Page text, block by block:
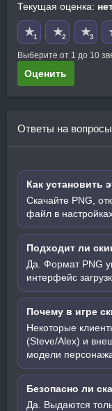
Текущая оценка:
★1 ★2 ★3
Выберите от 1 до 10
Оценить
Ответы на вопросы
Как установить
Скачайте PNG,
файл в
Подходит ли
Да. Формат PNG
интерфейс
Почему в игре
Некоторые
(Steve/Alex) и
модели
Безопасно ли
Да. Выдаются